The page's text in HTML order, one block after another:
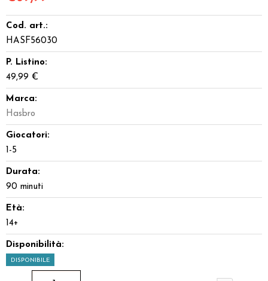
Cod. art.:
HASF56030
P. Listino:
49,99 €
Marca:
Hasbro
Giocatori:
1-5
Durata:
90 minuti
Età:
14+
Disponibilità:
DISPONIBILE